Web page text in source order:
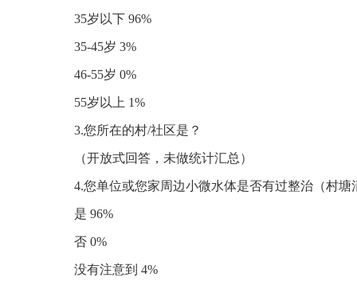
35岁以下 96%
35-45岁 3%
46-55岁 0%
55岁以上 1%
3.您所在的村/社区是？
（开放式回答，未做统计汇总）
4.您单位或您家周边小微水体是否有过整治（村塘
是 96%
否 0%
没有注意到 4%